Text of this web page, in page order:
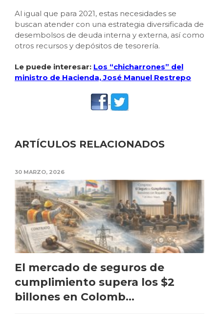
Al igual que para 2021, estas necesidades se
buscan atender con una estrategia diversificada de
desembolsos de deuda interna y externa, así como
otros recursos y depósitos de tesorería.
Le puede interesar: Los “chicharrones” del
ministro de Hacienda, José Manuel Restrepo
ARTÍCULOS RELACIONADOS
30 MARZO, 2026
El mercado de seguros de
cumplimiento supera los $2
billones en Colomb...